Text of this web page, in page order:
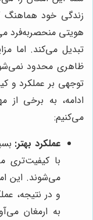
زندگی خود
هویتی منحصربه‌فرد
تبدیل می‌کند. اما
ظاهری محدود
توجهی بر عملکرد و
ادامه، به برخی از
می‌کنیم:
عملکرد بهتر:
با کیفیت‌تری
می‌شوند. این
و در نتیجه،
به ارمغان